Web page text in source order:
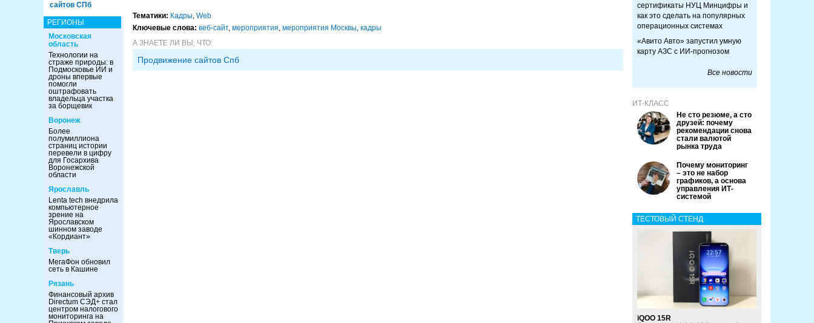
сайтов СПб
РЕГИОНЫ
Московская
область
Технологии на
страже природы: в
Подмосковье ИИ и
дроны впервые
помогли
оштрафовать
владельца участка
за борщевик
Воронеж
Более
полумиллиона
страниц истории
перевели в цифру
для Госархива
Воронежской
области
Ярославль
Lenta tech внедрила
компьютерное
зрение на
Ярославском
шинном заводе
«Кордиант»
Тверь
МегаФон обновил
сеть в Кашине
Рязань
Финансовый архив
Directum СЭД+ стал
центром налогового
мониторинга на
Тематики: Кадры, Web
Ключевые слова: веб-сайт, мероприятия, мероприятия Москвы, кадры
А ЗНАЕТЕ ЛИ ВЫ, ЧТО:
Продвижение сайтов Спб
сертификаты НУЦ Минцифры и
как это сделать на популярных
операционных системах
«Авито Авто» запустил умную
карту АЗС с ИИ-прогнозом
Все новости
ИТ-КЛАСС
Не сто резюме, а сто
друзей: почему
рекомендации снова
стали валютой
рынка труда
Почему мониторинг
– это не набор
графиков, а основа
управления ИТ-
системой
ТЕСТОВЫЙ СТЕНД
iQOO 15R